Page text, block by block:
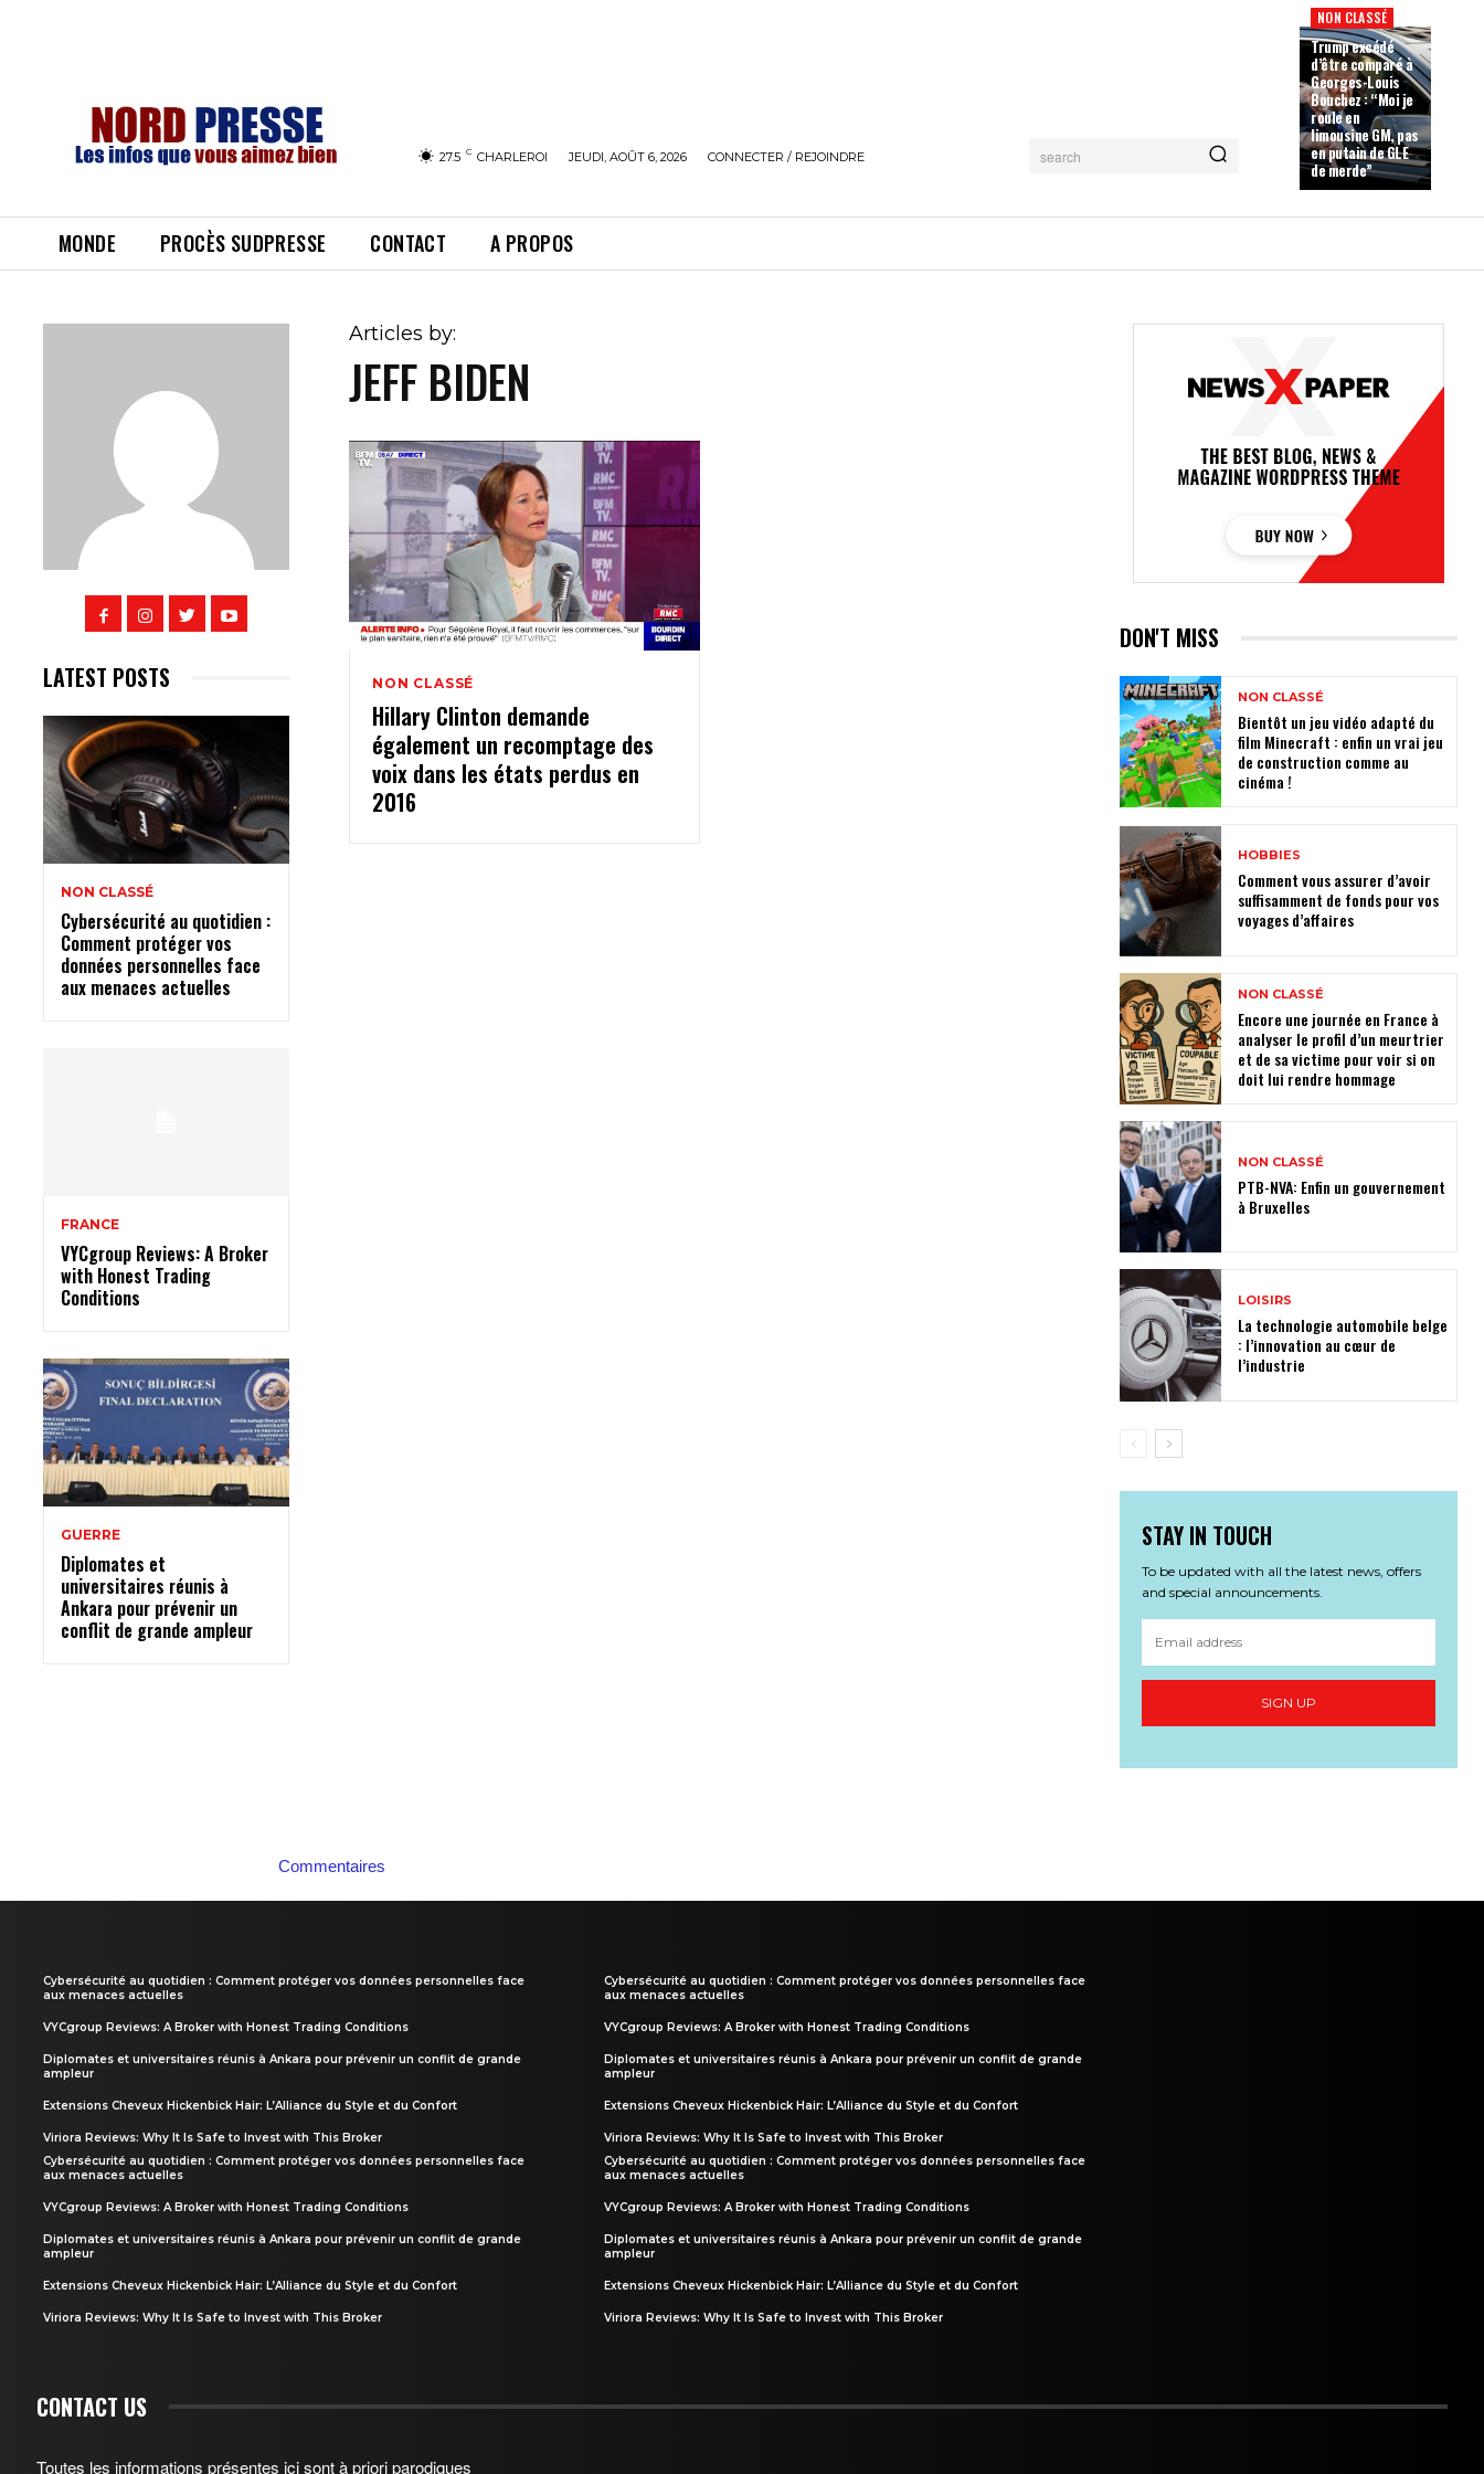
27.5 C CHARLEROI JEUDI, AOÛT 6, 2026 CONNECTER / REJOINDRE search
NON CLASSÉ
Trump excédé
d’être comparé à
Georges-Louis
Bouchez : “Moi je
roule en
limousine GM, pas
en putain de GLE
de merde”
MONDE PROCÈS SUDPRESSE CONTACT A PROPOS
LATEST POSTS
NON CLASSÉ
Cybersécurité au quotidien :
Comment protéger vos
données personnelles face
aux menaces actuelles
FRANCE
VYCgroup Reviews: A Broker
with Honest Trading
Conditions
GUERRE
Diplomates et
universitaires réunis à
Ankara pour prévenir un
conflit de grande ampleur
Articles by:
JEFF BIDEN
NON CLASSÉ
Hillary Clinton demande
également un recomptage des
voix dans les états perdus en
2016
DON'T MISS
NON CLASSÉ
Bientôt un jeu vidéo adapté du
film Minecraft : enfin un vrai jeu
de construction comme au
cinéma !
HOBBIES
Comment vous assurer d’avoir
suffisamment de fonds pour vos
voyages d’affaires
NON CLASSÉ
Encore une journée en France à
analyser le profil d’un meurtrier
et de sa victime pour voir si on
doit lui rendre hommage
NON CLASSÉ
PTB-NVA: Enfin un gouvernement
à Bruxelles
LOISIRS
La technologie automobile belge
: l’innovation au cœur de
l’industrie
STAY IN TOUCH
To be updated with all the latest news, offers
and special announcements.
SIGN UP
Commentaires
Cybersécurité au quotidien : Comment protéger vos données personnelles face
aux menaces actuelles
VYCgroup Reviews: A Broker with Honest Trading Conditions
Diplomates et universitaires réunis à Ankara pour prévenir un conflit de grande
ampleur
Extensions Cheveux Hickenbick Hair: L’Alliance du Style et du Confort
Viriora Reviews: Why It Is Safe to Invest with This Broker
Cybersécurité au quotidien : Comment protéger vos données personnelles face
aux menaces actuelles
VYCgroup Reviews: A Broker with Honest Trading Conditions
Diplomates et universitaires réunis à Ankara pour prévenir un conflit de grande
ampleur
Extensions Cheveux Hickenbick Hair: L’Alliance du Style et du Confort
Viriora Reviews: Why It Is Safe to Invest with This Broker
Cybersécurité au quotidien : Comment protéger vos données personnelles face
aux menaces actuelles
VYCgroup Reviews: A Broker with Honest Trading Conditions
Diplomates et universitaires réunis à Ankara pour prévenir un conflit de grande
ampleur
Extensions Cheveux Hickenbick Hair: L’Alliance du Style et du Confort
Viriora Reviews: Why It Is Safe to Invest with This Broker
Cybersécurité au quotidien : Comment protéger vos données personnelles face
aux menaces actuelles
VYCgroup Reviews: A Broker with Honest Trading Conditions
Diplomates et universitaires réunis à Ankara pour prévenir un conflit de grande
ampleur
Extensions Cheveux Hickenbick Hair: L’Alliance du Style et du Confort
Viriora Reviews: Why It Is Safe to Invest with This Broker
CONTACT US
Toutes les informations présentes ici sont à priori parodiques